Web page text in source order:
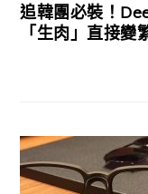
追韓團必裝！
「生肉」直接變